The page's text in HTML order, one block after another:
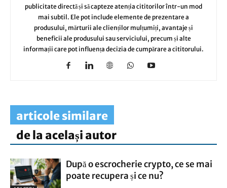
publicitate directă și să capteze atenția cititorilor într-un mod
mai subtil. Ele pot include elemente de prezentare a
produsului, mărturii ale clienților mulțumiți, avantaje și
beneficii ale produsului sau serviciului, precum și alte
informații care pot influența decizia de cumpărare a cititorului.
articole similare
de la același autor
După o escrocherie crypto, ce se mai
poate recupera și ce nu?